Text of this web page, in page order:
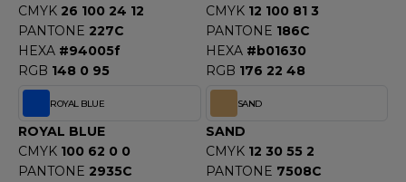
CMYK 26 100 24 12
PANTONE 227C
HEXA #94005f
RGB 148 0 95
CMYK 12 100 81 3
PANTONE 186C
HEXA #b01630
RGB 176 22 48
ROYAL BLUE
ROYAL BLUE
CMYK 100 62 0 0
PANTONE 2935C
SAND
SAND
CMYK 12 30 55 2
PANTONE 7508C